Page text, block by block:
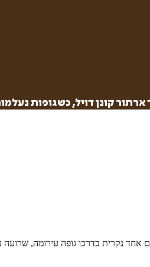
קונן דויל, כשגופות
לו. יום אחד נקרית בדרכו גופה עירומה,